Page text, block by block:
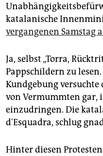
katalanische
vergangenen Samstag
Ja, selbst „Torra,
Pappschildern zu
Kundgebung
von Vermummten gar,
einzudringen. Die
d'Esquadra, schlug
Hinter diesen